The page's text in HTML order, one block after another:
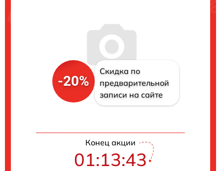
-20%
Скидка по
предварительной
записи на сайте
Конец акции
01:13:42